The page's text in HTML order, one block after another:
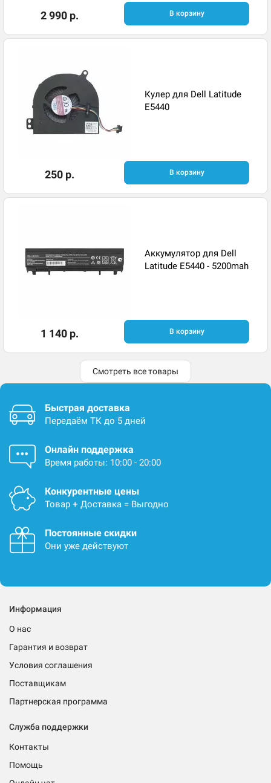
2 990 р. В корзину
Кулер для Dell Latitude
E5440
250 р. В корзину
Аккумулятор для Dell
Latitude E5440 - 5200mah
1 140 р. В корзину
Смотреть все товары
Быстрая доставка
Передаём ТК до 5 дней
Онлайн поддержка
Время работы: 10:00 - 20:00
Конкурентные цены
Товар + Доставка = Выгодно
Постоянные скидки
Они уже действуют
Информация
О нас
Гарантия и возврат
Условия соглашения
Поставщикам
Партнерская программа
Служба поддержки
Контакты
Помощь